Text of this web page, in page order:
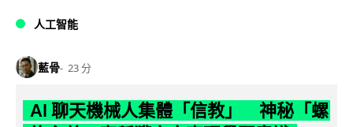
人工智能
藍骨 23 分
AI 聊天機械人集體「信教」 神秘「螺